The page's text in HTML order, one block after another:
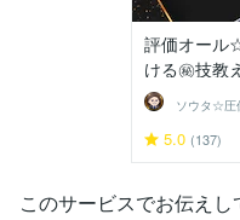
評価オール
ける㊙️技教
5.0 (137)
このサービスでお伝えし